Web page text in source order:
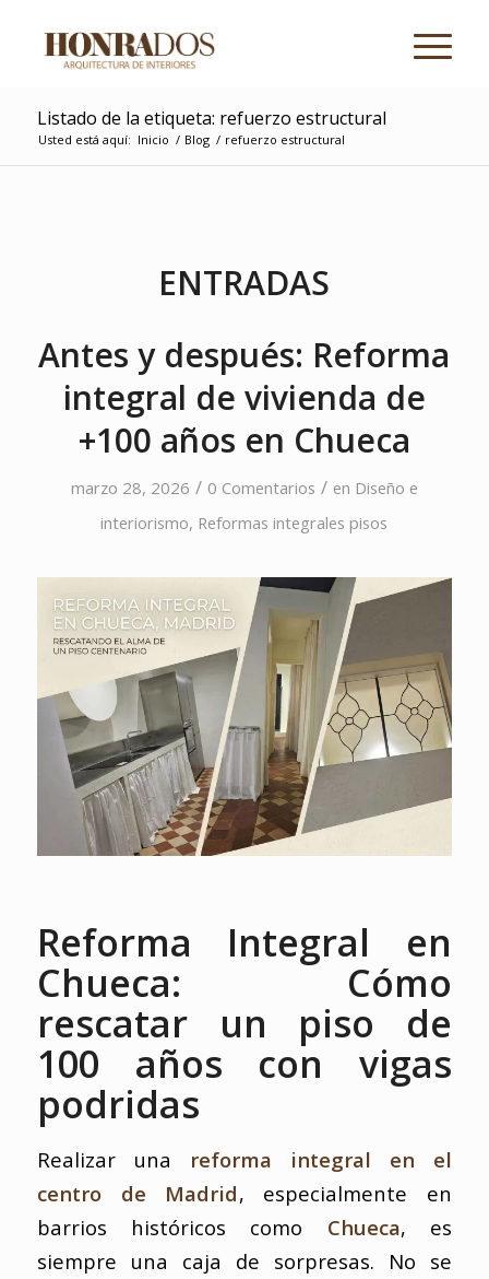
Listado de la etiqueta: refuerzo estructural
Usted está aquí: Inicio / Blog / refuerzo estructural
ENTRADAS
Antes y después: Reforma
integral de vivienda de
+100 años en Chueca
marzo 28, 2026 / 0 Comentarios / en Diseño e
interiorismo, Reformas integrales pisos
Reforma Integral en
Chueca: Cómo
rescatar un piso de
100 años con vigas
podridas
Realizar una reforma integral en el
centro de Madrid, especialmente en
barrios históricos como Chueca, es
siempre una caja de sorpresas. No se